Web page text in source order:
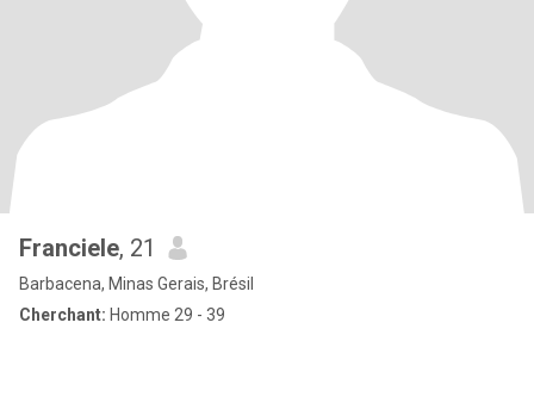
Franciele, 21
Barbacena, Minas Gerais, Brésil
Cherchant: Homme 29 - 39